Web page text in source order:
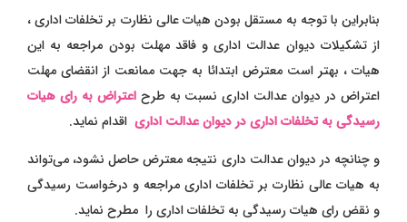
بنابراین با توجه به مستقل بودن هیات عالی نظارت بر تخلفات اداری ،
از تشکیلات دیوان عدالت اداری و فاقد مهلت بودن مراجعه به این
هیات ، بهتر است معترض ابتدائا به جهت ممانعت از انقضای مهلت
اعتراض در دیوان عدالت اداری نسبت به طرحاعتراض به رای هیات
رسیدگی به تخلفات اداری در دیوان عدالت اداری اقدام نماید.
و چنانچه در دیوان عدالت داری نتیجه معترض حاصل نشود، می‌تواند
به هیات عالی نظارت بر تخلفات اداری مراجعه و درخواست رسیدگی
و نقض رای هیات رسیدگی به تخلفات اداری را مطرح نماید.